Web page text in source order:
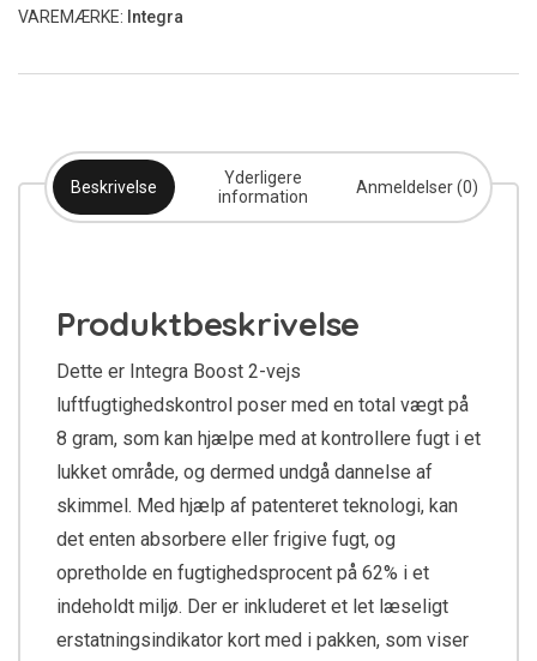
VAREMÆRKE: Integra
Beskrivelse
Yderligere
information
Anmeldelser (0)
Produktbeskrivelse
Dette er Integra Boost 2-vejs
luftfugtighedskontrol poser med en total vægt på
8 gram, som kan hjælpe med at kontrollere fugt i et
lukket område, og dermed undgå dannelse af
skimmel. Med hjælp af patenteret teknologi, kan
det enten absorbere eller frigive fugt, og
opretholde en fugtighedsprocent på 62% i et
indeholdt miljø. Der er inkluderet et let læseligt
erstatningsindikator kort med i pakken, som viser